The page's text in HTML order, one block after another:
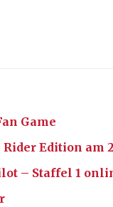
Game
Rider Edition am
– Staffel 1